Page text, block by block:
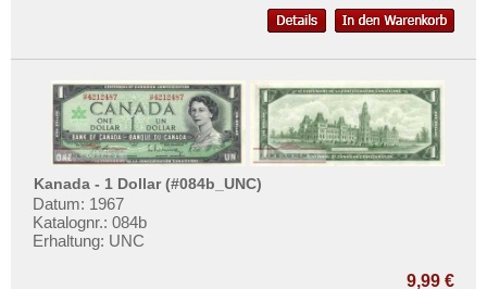
Liefer- und Versandkosten
AGB
Impressum
Kanada - 1 Dollar (#084b_UNC)
Datum: 1967
Katalognr.: 084b
Erhaltung: UNC
9,99 €